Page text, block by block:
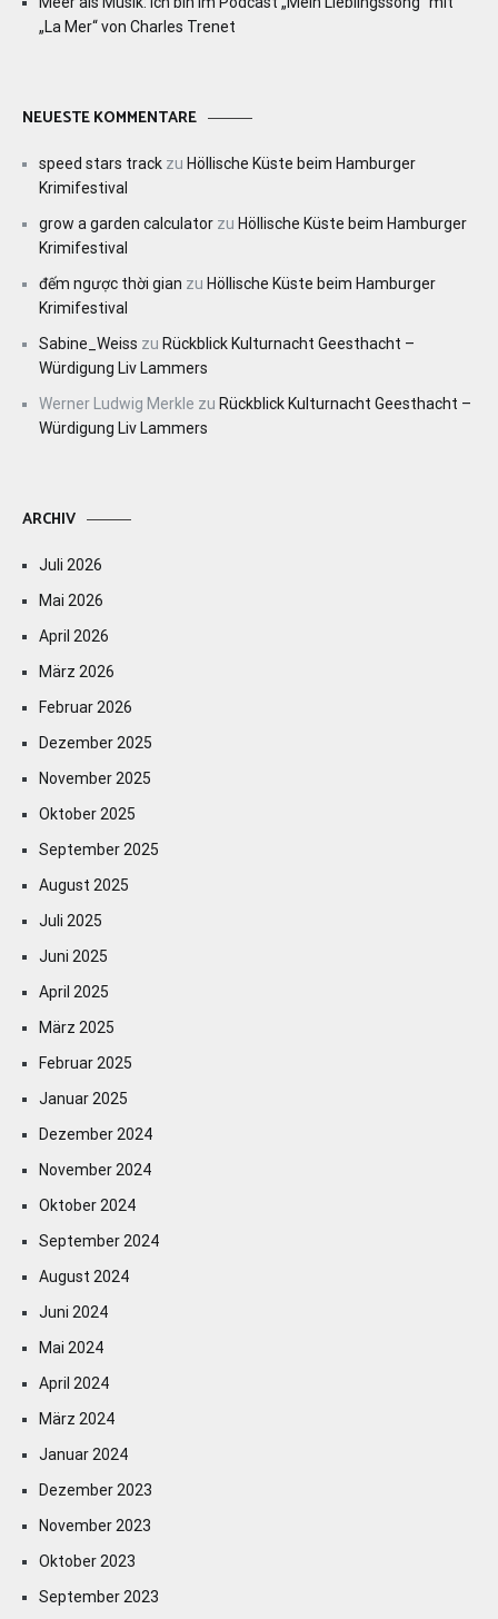
„La Mer“ von Charles Trenet
NEUESTE KOMMENTARE
speed stars track zu Höllische Küste beim Hamburger
Krimifestival
grow a garden calculator zu Höllische Küste beim Hamburger
Krimifestival
đếm ngược thời gian zu Höllische Küste beim Hamburger
Krimifestival
Sabine_Weiss zu Rückblick Kulturnacht Geesthacht –
Würdigung Liv Lammers
Werner Ludwig Merkle zu Rückblick Kulturnacht Geesthacht –
Würdigung Liv Lammers
ARCHIV
Juli 2026
Mai 2026
April 2026
März 2026
Februar 2026
Dezember 2025
November 2025
Oktober 2025
September 2025
August 2025
Juli 2025
Juni 2025
April 2025
März 2025
Februar 2025
Januar 2025
Dezember 2024
November 2024
Oktober 2024
September 2024
August 2024
Juni 2024
Mai 2024
April 2024
März 2024
Januar 2024
Dezember 2023
November 2023
Oktober 2023
September 2023